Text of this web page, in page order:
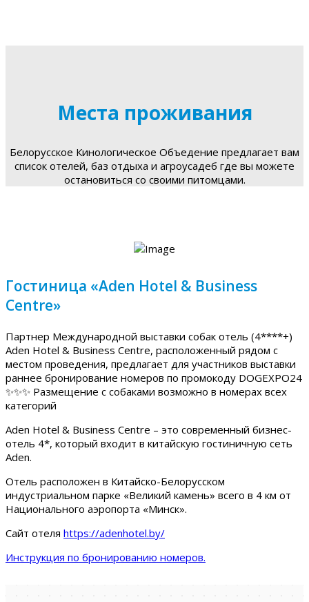
Места проживания
Белорусское Кинологическое Объедение предлагает вам
список отелей, баз отдыха и агроусадеб где вы можете
остановиться со своими питомцами.
Гостиница «Aden Hotel & Business
Centre»
Партнер Международной выставки собак отель (4****+)
Aden Hotel & Business Centre, расположенный рядом с
местом проведения, предлагает для участников выставки
раннее бронирование номеров по промокоду DOGEXPO24
✨✨✨ Размещение с собаками возможно в номерах всех
категорий
Aden Hotel & Business Centre – это современный бизнес-
отель 4*, который входит в китайскую гостиничную сеть
Aden.
Отель расположен в Китайско-Белорусском
индустриальном парке «Великий камень» всего в 4 км от
Национального аэропорта «Минск».
Сайт отеля https://adenhotel.by/
Инструкция по бронированию номеров.